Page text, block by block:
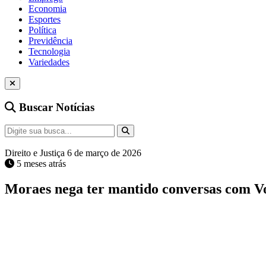
Economia
Esportes
Política
Previdência
Tecnologia
Variedades
Buscar Notícias
Direito e Justiça 6 de março de 2026
5 meses atrás
Moraes nega ter mantido conversas com